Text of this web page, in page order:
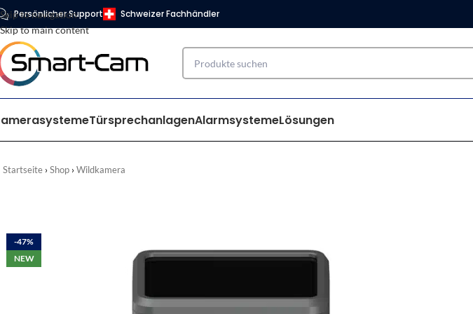
Skip to navigation
Skip to main content
Persönlicher Support Schweizer Fachhändler
TürsprechanlagenAlarmsystemeLösungen
Startseite Shop Wildkamera
-47%
NEW